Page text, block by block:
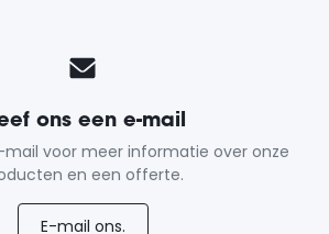
ons een e-mail
voor meer informatie over onze
en een offerte.
E-mail ons.